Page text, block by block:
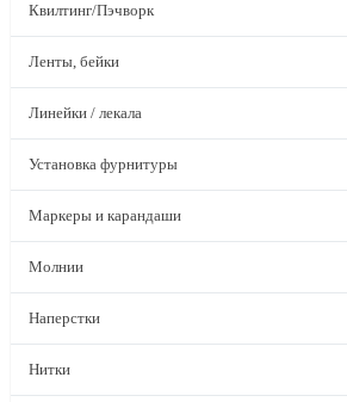
Квилтинг/Пэчворк
Ленты, бейки
Линейки / лекала
Установка фурнитуры
Маркеры и карандаши
Молнии
Наперстки
Нитки